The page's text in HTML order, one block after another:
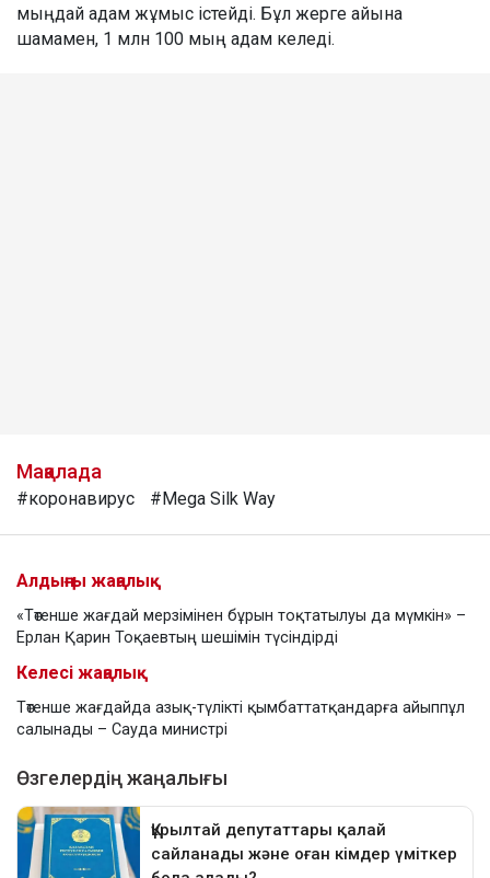
мыңдай адам жұмыс істейді. Бұл жерге айына
шамамен, 1 млн 100 мың адам келеді.
Мақалада
#коронавирус #Mega Silk Way
Алдыңғы жаңалық
«Төтенше жағдай мерзімінен бұрын тоқтатылуы да мүмкін» –
Ерлан Қарин Тоқаевтың шешімін түсіндірді
Келесі жаңалық
Төтенше жағдайда азық-түлікті қымбаттатқандарға айыппұл
салынады – Сауда министрі